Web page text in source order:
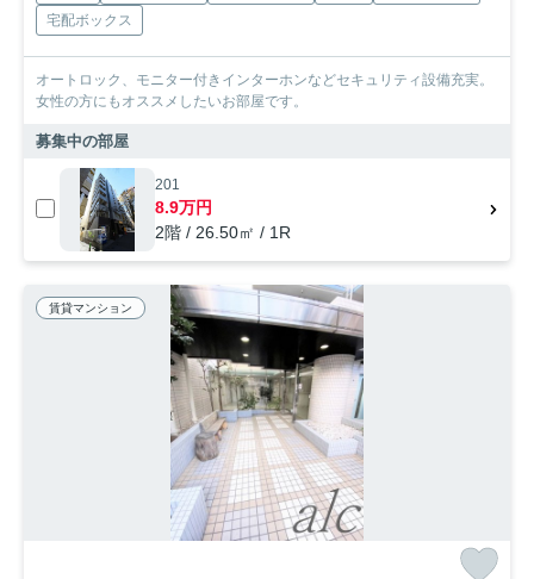
宅配ボックス
オートロック、モニター付きインターホンなどセキュリティ設備充実。
女性の方にもオススメしたいお部屋です。
募集中の部屋
201
8.9万円
2階 / 26.50㎡ / 1R
賃貸マンション